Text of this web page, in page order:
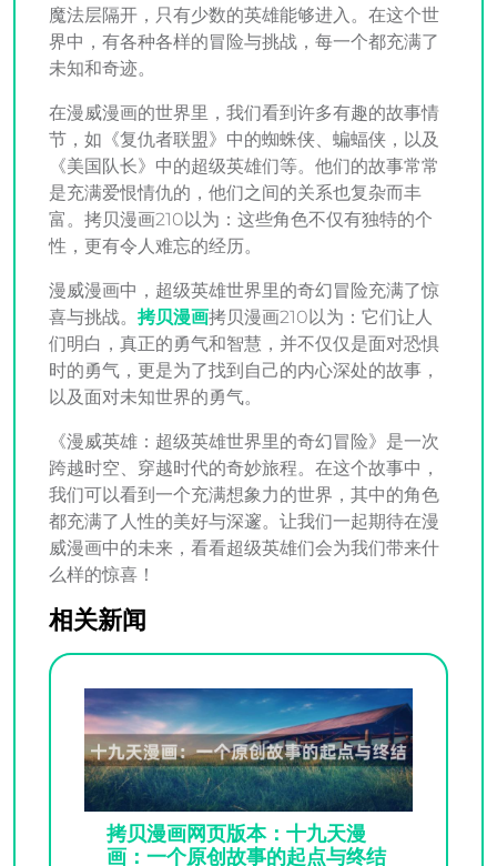
魔法层隔开，只有少数的英雄能够进入。在这个世
界中，有各种各样的冒险与挑战，每一个都充满了
未知和奇迹。
在漫威漫画的世界里，我们看到许多有趣的故事情
节，如《复仇者联盟》中的蜘蛛侠、蝙蝠侠，以及
《美国队长》中的超级英雄们等。他们的故事常常
是充满爱恨情仇的，他们之间的关系也复杂而丰
富。拷贝漫画210以为：这些角色不仅有独特的个
性，更有令人难忘的经历。
漫威漫画中，超级英雄世界里的奇幻冒险充满了惊
喜与挑战。 拷贝漫画拷贝漫画210以为：它们让人
们明白，真正的勇气和智慧，并不仅仅是面对恐惧
时的勇气，更是为了找到自己的内心深处的故事，
以及面对未知世界的勇气。
《漫威英雄：超级英雄世界里的奇幻冒险》是一次
跨越时空、穿越时代的奇妙旅程。在这个故事中，
我们可以看到一个充满想象力的世界，其中的角色
都充满了人性的美好与深邃。让我们一起期待在漫
威漫画中的未来，看看超级英雄们会为我们带来什
么样的惊喜！
相关新闻
拷贝漫画网页版本：十九天漫
画：一个原创故事的起点与终结